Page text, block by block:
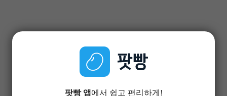
팟빵 앱 에서 쉽고 편리하게!